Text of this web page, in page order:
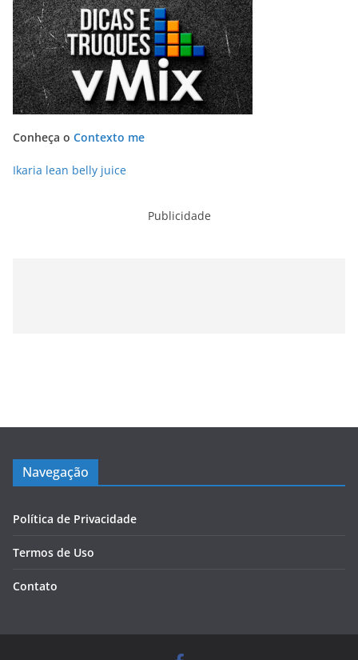
Conheça o Contexto me
Ikaria lean belly juice
Publicidade
Navegação
Política de Privacidade
Termos de Uso
Contato